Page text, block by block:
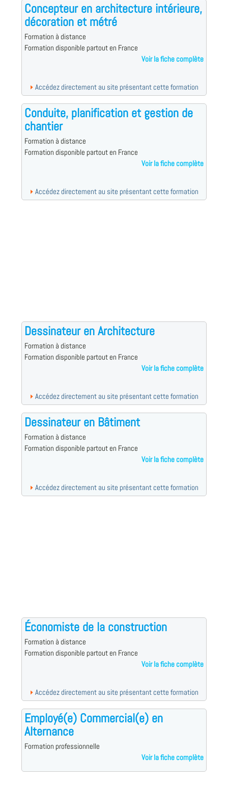
Concepteur en architecture intérieure,
décoration et métré
Formation à distance
Formation disponible partout en France
Voir la fiche complète
Accédez directement au site présentant cette formation
Conduite, planification et gestion de
chantier
Formation à distance
Formation disponible partout en France
Voir la fiche complète
Accédez directement au site présentant cette formation
Dessinateur en Architecture
Formation à distance
Formation disponible partout en France
Voir la fiche complète
Accédez directement au site présentant cette formation
Dessinateur en Bâtiment
Formation à distance
Formation disponible partout en France
Voir la fiche complète
Accédez directement au site présentant cette formation
Économiste de la construction
Formation à distance
Formation disponible partout en France
Voir la fiche complète
Accédez directement au site présentant cette formation
Employé(e) Commercial(e) en
Alternance
Formation professionnelle
Voir la fiche complète